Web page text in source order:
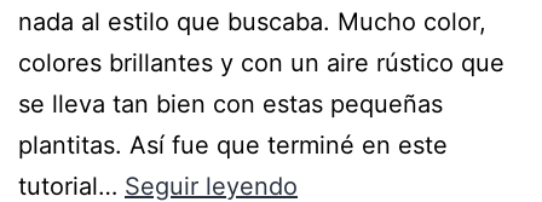
nada al estilo que buscaba. Mucho color,
colores brillantes y con un aire rústico que
se lleva tan bien con estas pequeñas
plantitas. Así fue que terminé en este
tutorial… Seguir leyendo